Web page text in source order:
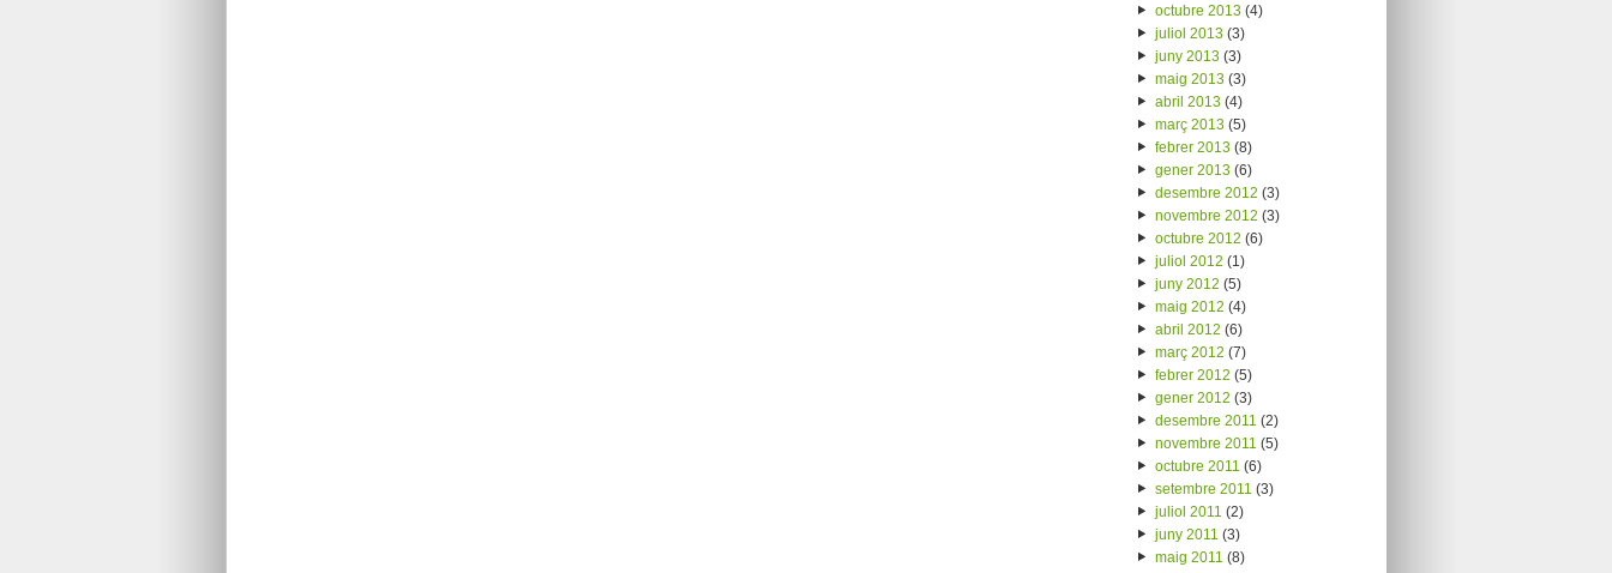
octubre 2013(4)
juliol 2013(3)
juny 2013(3)
maig 2013(3)
abril 2013(4)
març 2013(5)
febrer 2013(8)
gener 2013(6)
desembre 2012 (3)
novembre 2012 (3)
octubre 2012 (6)
juliol 2012 (1)
juny 2012 (5)
maig 2012 (4)
abril 2012 (6)
març 2012 (7)
febrer 2012 (5)
gener 2012 (3)
desembre 2011 (2)
novembre 2011 (5)
octubre 2011 (6)
setembre 2011 (3)
juliol 2011 (2)
juny 2011 (3)
maig 2011 (8)